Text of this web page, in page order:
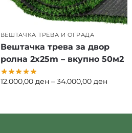
ВЕШТАЧКА ТРЕВА И ОГРАДА
Вештачка трева за двор
ролна 2x25m – вкупно 50м2
12.000,00 ден – 34.000,00 ден